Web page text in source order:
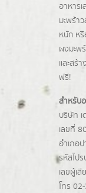
อาหาร
มะพร้า
หนักหรื
ผงมะพ
และสร้
ฟรี!
สำหรับ
บริษัท เ
เลขที่
อำเภอ
รหัสไป
เลขผู้เ
โทร